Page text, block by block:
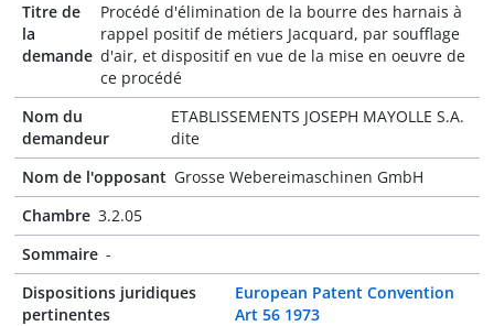
Titre de
la
demande
Procédé d'élimination de la bourre des harnais à
rappel positif de métiers Jacquard, par soufflage
d'air, et dispositif en vue de la mise en oeuvre de
ce procédé
Nom du
demandeur
ETABLISSEMENTS JOSEPH MAYOLLE S.A.
dite
Nom de l'opposant Grosse Webereimaschinen GmbH
Chambre 3.2.05
Sommaire -
Dispositions juridiques
pertinentes
European Patent Convention
Art 56 1973